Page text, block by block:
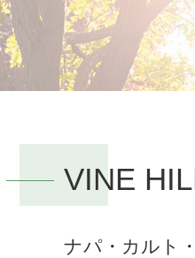
VINE
ナパ・カルト